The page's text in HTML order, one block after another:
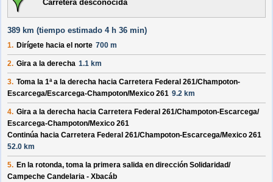
Carretera desconocida
389 km (tiempo estimado 4 h 36 min)
1. Dirígete hacia el norte 700 m
2. Gira a la derecha 1.1 km
3. Toma la 1ª a la derecha hacia Carretera Federal 261/Champoton-
Escarcega/Escarcega-Champoton/Mexico 261 9.2 km
4. Gira a la derecha hacia Carretera Federal 261/Champoton-Escarcega/
Escarcega-Champoton/Mexico 261
Continúa hacia Carretera Federal 261/Champoton-Escarcega/Mexico 261
52.0 km
5. En la rotonda, toma la primera salida en dirección Solidaridad/
Campeche Candelaria - Xbacáb